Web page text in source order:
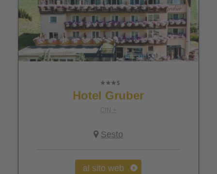
Hotel Gruber
CIN +
Sesto
al sito web